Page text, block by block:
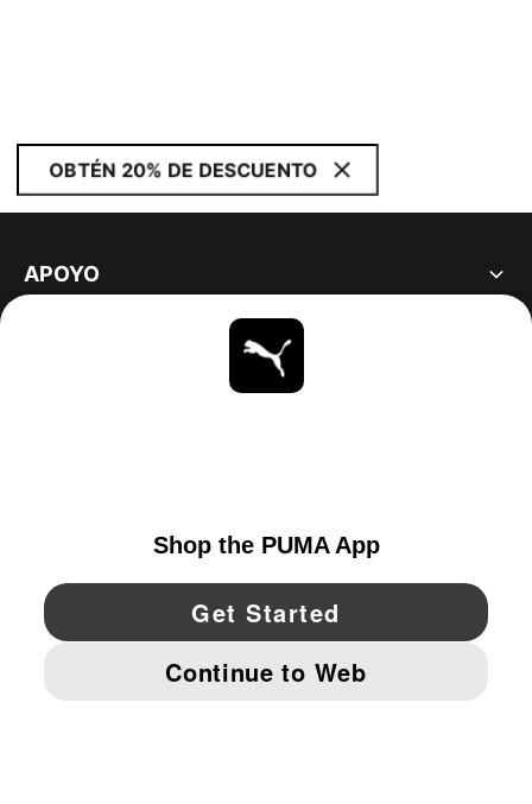
OBTÉN 20% DE DESCUENTO
APOYO
YouTube Twitter Pinterest
IMPRINT AND LEGAL DATA